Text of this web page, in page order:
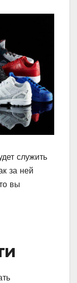
служить
за ней
вы